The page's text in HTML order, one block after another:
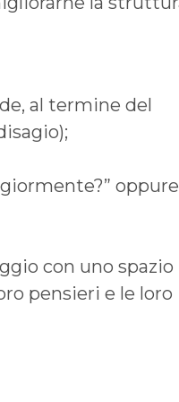
al termine del
oppure
con uno spazio
pensieri e le loro